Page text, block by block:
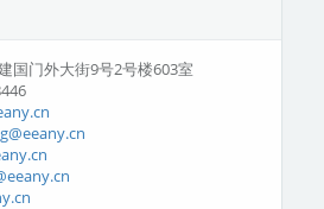
国门外大街9号2号楼603室